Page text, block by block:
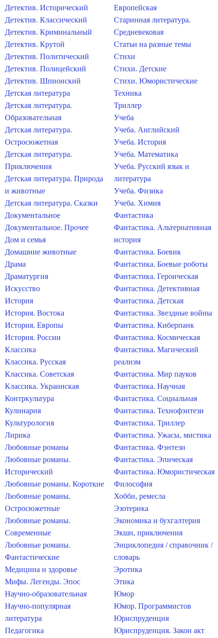
Детектив. Исторический
Детектив. Классический
Детектив. Криминальный
Детектив. Крутой
Детектив. Политический
Детектив. Полицейский
Детектив. Шпионский
Детская литература
Детская литература.
Образовательная
Детская литература.
Остросюжетная
Детская литература.
Приключения
Детская литература. Природа
и животные
Детская литература. Сказки
Документальное
Документальное. Прочее
Дом и семья
Домашние животные
Драма
Драматургия
Искусство
История
История. Востока
История. Европы
История. России
Классика
Классика. Русская
Классика. Советская
Классика. Украинская
Контркультура
Кулинария
Культурология
Лирика
Любовные романы
Любовные романы.
Исторический
Любовные романы. Короткие
Любовные романы.
Остросюжетные
Любовные романы.
Современные
Любовные романы.
Фантастические
Медицина и здоровье
Мифы. Легенды. Эпос
Научно-образовательная
Научно-популярная
литература
Педагогика
Европейская
Старинная литература.
Средневековая
Статьи на разные темы
Стихи
Стихи. Детские
Стихи. Юмористические
Техника
Триллер
Учеба
Учеба. Английский
Учеба. История
Учеба. Математика
Учеба. Русский язык и
литература
Учеба. Физика
Учеба. Химия
Фантастика
Фантастика. Альтернативная
история
Фантастика. Боевик
Фантастика. Боевые роботы
Фантастика. Героическая
Фантастика. Детективная
Фантастика. Детская
Фантастика. Звездные войны
Фантастика. Киберпанк
Фантастика. Космическая
Фантастика. Магический
реализм
Фантастика. Мир пауков
Фантастика. Научная
Фантастика. Социальная
Фантастика. Технофэнтези
Фантастика. Триллер
Фантастика. Ужасы, мистика
Фантастика. Фэнтези
Фантастика. Эпическая
Фантастика. Юмористическая
Философия
Хобби, ремесла
Эзотерика
Экономика и бухгалтерия
Экшн, приключения
Энциклопедия / справочник /
словарь
Эротика
Этика
Юмор
Юмор. Программистов
Юриспруденция
Юриспруденция. Закон акт